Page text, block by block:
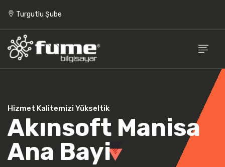
Turgutlu Şube
Hizmet Kalitemizi Yükseltik
Akınsoft Manisa
Ana Bayi